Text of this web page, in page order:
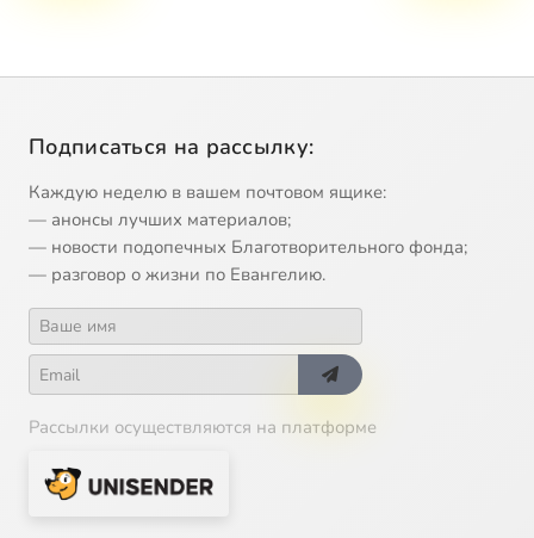
Подписаться на рассылку:
Каждую неделю в вашем почтовом ящике:
— анонсы лучших материалов;
— новости подопечных Благотворительного фонда;
— разговор о жизни по Евангелию.
Рассылки осуществляются на платформе